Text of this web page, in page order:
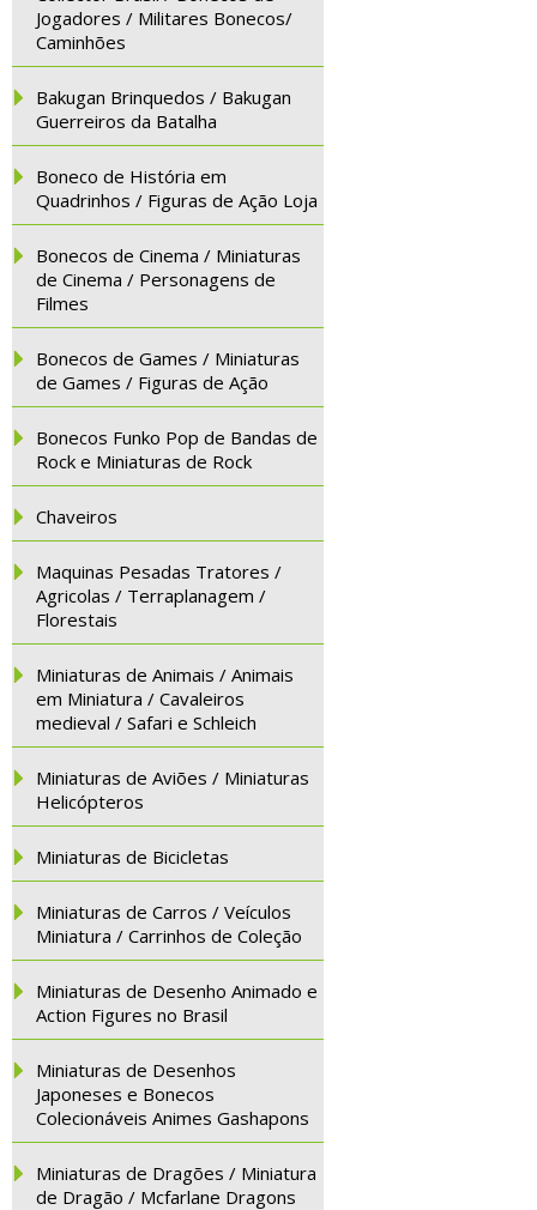
Jogadores / Militares Bonecos/
Caminhões
Bakugan Brinquedos / Bakugan
Guerreiros da Batalha
Boneco de História em
Quadrinhos / Figuras de Ação Loja
Bonecos de Cinema / Miniaturas
de Cinema / Personagens de
Filmes
Bonecos de Games / Miniaturas
de Games / Figuras de Ação
Bonecos Funko Pop de Bandas de
Rock e Miniaturas de Rock
Chaveiros
Maquinas Pesadas Tratores /
Agricolas / Terraplanagem /
Florestais
Miniaturas de Animais / Animais
em Miniatura / Cavaleiros
medieval / Safari e Schleich
Miniaturas de Aviões / Miniaturas
Helicópteros
Miniaturas de Bicicletas
Miniaturas de Carros / Veículos
Miniatura / Carrinhos de Coleção
Miniaturas de Desenho Animado e
Action Figures no Brasil
Miniaturas de Desenhos
Japoneses e Bonecos
Colecionáveis Animes Gashapons
Miniaturas de Dragões / Miniatura
de Dragão / Mcfarlane Dragons